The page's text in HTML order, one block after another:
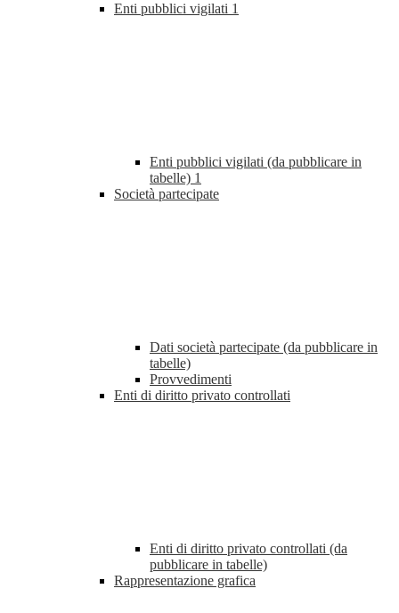
Enti pubblici vigilati 1
Enti pubblici vigilati (da pubblicare in
tabelle) 1
Società partecipate
Dati società partecipate (da pubblicare in
tabelle)
Provvedimenti
Enti di diritto privato controllati
Enti di diritto privato controllati (da
pubblicare in tabelle)
Rappresentazione grafica